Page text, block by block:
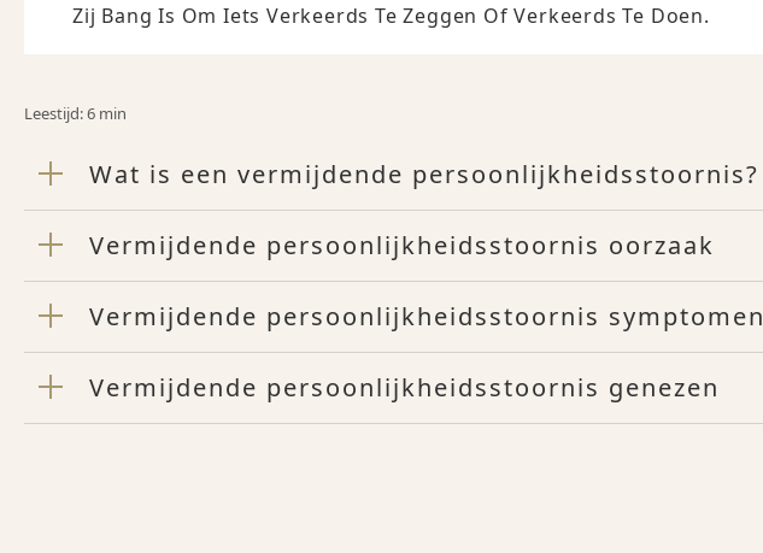
Zij Bang Is Om Iets Verkeerds Te Zeggen Of Verkeerds Te Doen.
Leestijd: 6 min
Wat is een vermijdende persoonlijkheidsstoornis?
Vermijdende persoonlijkheidsstoornis oorzaak
Vermijdende persoonlijkheidsstoornis symptomen
Vermijdende persoonlijkheidsstoornis genezen